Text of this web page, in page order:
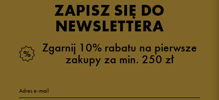
ZAPISZ SIĘ DO
NEWSLETTERA
Zgarnij 10% rabatu na pierwsze
zakupy za min. 250 zł
Adres e-mail